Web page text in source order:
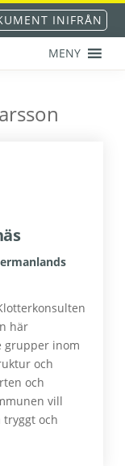
INIFRÅN
MENY
här
grupper inom
och
och
vill
och